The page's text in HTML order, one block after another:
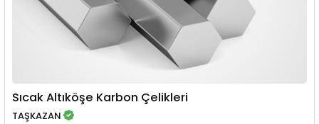
Sıcak Altıköşe Karbon Çelikleri
TAŞKAZAN